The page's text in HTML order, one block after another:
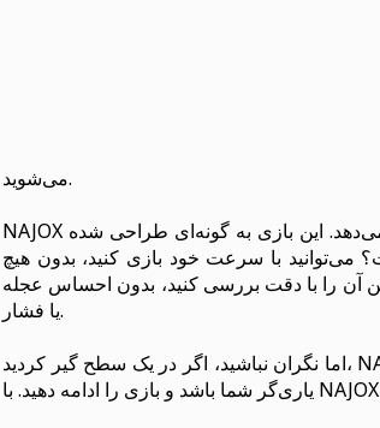
می‌شوید.
NAJOX یک چرخش منحصر به فرد و تازه در پازل‌های کلمه سنتی ارائه می‌دهد. این بازی به گونه‌ای طراحی شده
با سرعت خود بازی کنید، بدون هیچ
آن را با دقت بررسی کنید، بدون احساس عجله
یا فشار.
اما نگران نباشید، اگر در یک سطح گیر کردید، NAJOX به کمک شما می‌آید. از راهنماها استفاده کنید تا در مسیرتان